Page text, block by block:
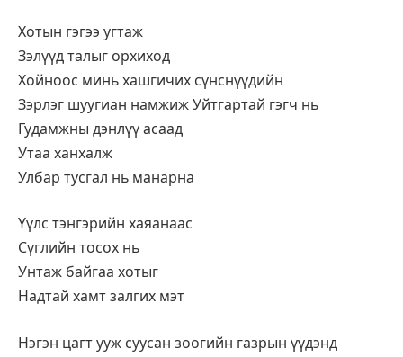
Хотын гэгээ угтаж
Зэлүүд талыг орхиход
Хойноос минь хашгичих сүнснүүдийн
Зэрлэг шуугиан намжиж Уйтгартай гэгч нь
Гудамжны дэнлүү асаад
Утаа ханхалж
Улбар тусгал нь манарна
Үүлс тэнгэрийн хаяанаас
Сүглийн тосох нь
Унтаж байгаа хотыг
Надтай хамт залгих мэт
Нэгэн цагт ууж суусан зоогийн газрын үүдэнд